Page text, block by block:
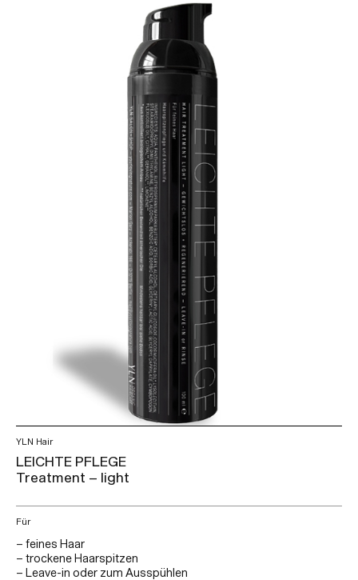
YLN Hair
LEICHTE PFLEGE
Treatment – light
Für
– feines Haar
– trockene Haarspitzen
– Leave-in oder zum Ausspühlen